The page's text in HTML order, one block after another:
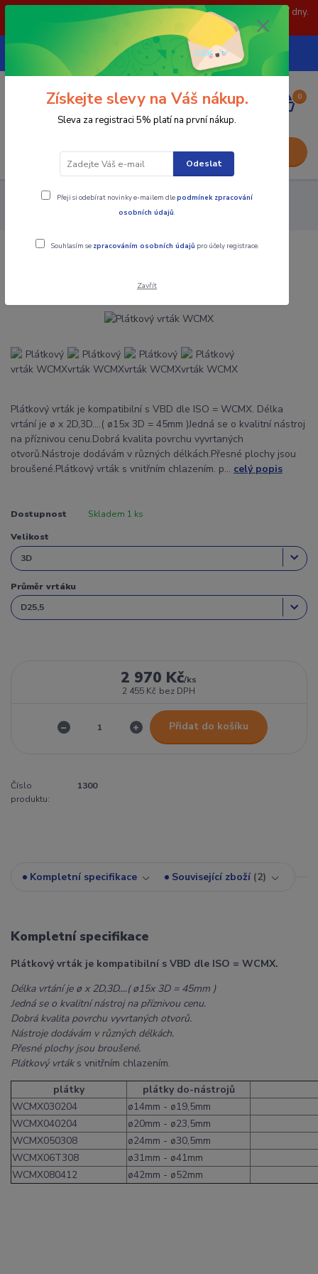
POZOR: 31.7 , 3.8 a 5.8- zavřeno. objednávky odešleme následující dny.
Děkujeme za pochopení.
CZK
739252246
(Po-Pá, 8-15 hod.)
0
0,00 Kč
Nástroje - Kovoobrábění Vrtání
Plátkové vrtáky
Plátkový vrták je kompatibilní s VBD dle ISO = WCMX. Délka
vrtání je ø x 2D,3D....( ø15x 3D = 45mm )Jedná se o kvalitní nástroj
na příznivou cenu.Dobrá kvalita povrchu vyvrtaných
otvorů.Nástroje dodávám v různých délkách.Přesné plochy jsou
broušené.Plátkový vrták s vnitřním chlazením. p... celý popis
Dostupnost Skladem 1 ks
Velikost
Průměr vrtáku
2 970 Kč/ks
2 455 Kč bez DPH
Přidat do košíku
Číslo
produktu:
1300
Kompletní specifikace Související zboží 2
Kompletní specifikace
Plátkový vrták je kompatibilní s VBD dle ISO = WCMX.
Délka vrtání je ø x 2D,3D....( ø15x 3D = 45mm )
Jedná se o kvalitní nástroj na příznivou cenu.
Dobrá kvalita povrchu vyvrtaných otvorů.
Nástroje dodávám v různých délkách.
Přesné plochy jsou broušené.
Plátkový vrtáks vnitřním chlazením.
plátky
plátky do-nástrojů
WCMX030204
ø14mm - ø19,5mm
WCMX040204
ø20mm - ø23,5mm
WCMX050308
ø24mm - ø30,5mm
WCMX06T308
ø31mm - ø41mm
WCMX080412
ø42mm - ø52mm
Získejte slevy na Váš nákup.
Sleva za registraci 5% platí na první nákup.
Odeslat
Přeji si odebírat novinky e-mailem dlepodmínek zpracování
osobních údajů.
Souhlasím se zpracováním osobních údajů pro účely registrace.
Zavřít